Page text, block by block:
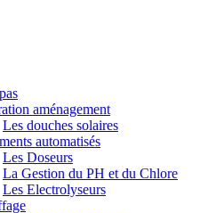
aménagement
Les douches solaires
automatisés
Les Doseurs
La Gestion du PH et du Chlore
Les Electrolyseurs